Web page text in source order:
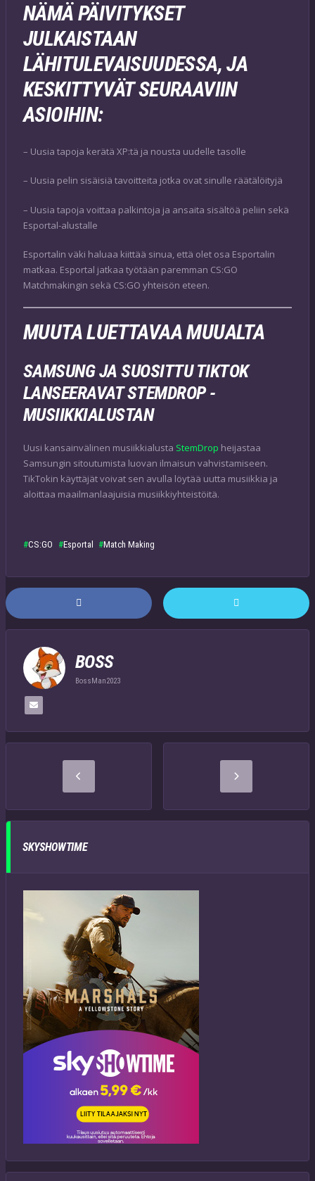
NÄMÄ PÄIVITYKSET
JULKAISTAAN
LÄHITULEVAISUUDESSA, JA
KESKITTYVÄT SEURAAVIIN
ASIOIHIN:
– Uusia tapoja kerätä XP:tä ja nousta uudelle tasolle
– Uusia pelin sisäisiä tavoitteita jotka ovat sinulle räätälöityjä
– Uusia tapoja voittaa palkintoja ja ansaita sisältöä peliin sekä
Esportal-alustalle
Esportalin väki haluaa kiittää sinua, että olet osa Esportalin
matkaa. Esportal jatkaa työtään paremman CS:GO
Matchmakingin sekä CS:GO yhteisön eteen.
MUUTA LUETTAVAA MUUALTA
SAMSUNG JA SUOSITTU TIKTOK
LANSEERAVAT STEMDROP -
MUSIIKKIALUSTAN
Uusi kansainvälinen musiikkialusta StemDrop heijastaa
Samsungin sitoutumista luovan ilmaisun vahvistamiseen.
TikTokin käyttäjät voivat sen avulla löytää uutta musiikkia ja
aloittaa maailmanlaajuisia musiikkiyhteistöitä.
CS:GO Esportal Match Making
BOSS
BossMan2023
SKYSHOWTIME